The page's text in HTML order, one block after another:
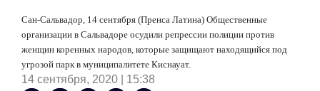
Сан-Сальвадор, 14 сентября (Пренса Латина) Общественные
организации в Сальвадоре осудили репрессии полиции против
женщин коренных народов, которые защищают находящийся под
угрозой парк в муниципалитете Киснауат.
14 сентября, 2020 | 15:38